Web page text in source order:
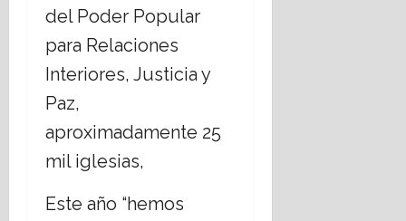
del Poder Popular
para Relaciones
Interiores, Justicia y
Paz,
aproximadamente 25
mil iglesias,
Este año “hemos